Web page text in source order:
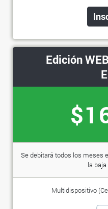
Edición
Se debitará todos los meses
la
Multidispositivo